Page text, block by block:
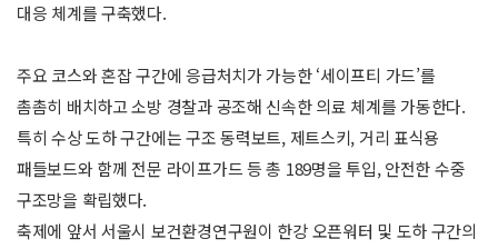
대응 체계를 구축했다.
주요 코스와 혼잡 구간에 응급처치가 가능한 ‘세이프티 가드’를
촘촘히 배치하고 소방 경찰과 공조해 신속한 의료 체계를 가동한다.
특히 수상 도하 구간에는 구조 동력보트, 제트스키, 거리 표식용
패들보드와 함께 전문 라이프가드 등 총 189명을 투입, 안전한 수중
구조망을 확립했다.
축제에 앞서 서울시 보건환경연구원이 한강 오픈워터 및 도하 구간의